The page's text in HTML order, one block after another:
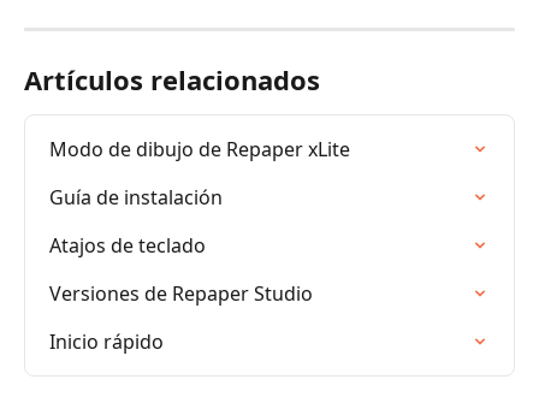
Artículos relacionados
Modo de dibujo de Repaper xLite
Guía de instalación
Atajos de teclado
Versiones de Repaper Studio
Inicio rápido